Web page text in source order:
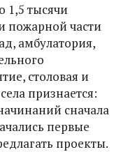
1,5 тысячи
пожарной части
амбулатория,
столовая и
признается:
сначала
первые
проекты.